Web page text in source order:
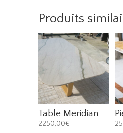
Produits
Table Meridian
2250,00€